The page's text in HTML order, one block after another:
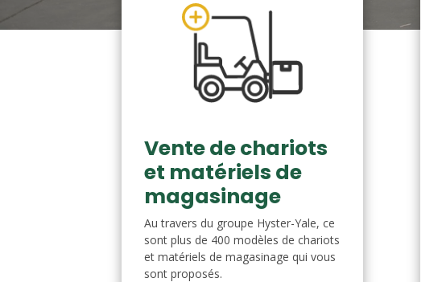
Vente de chariots
et matériels de
magasinage
Au travers du groupe Hyster-Yale, ce
sont plus de 400 modèles de chariots
et matériels de magasinage qui vous
sont proposés.